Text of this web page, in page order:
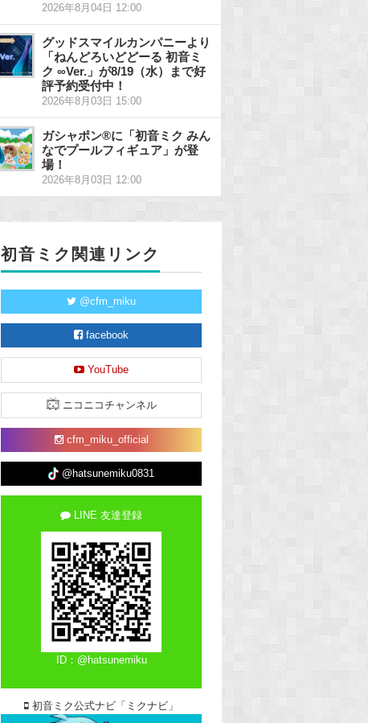
2026年8月04日 12:00
グッドスマイルカンパニーより
「ねんどろいどどーる 初音ミ
ク ∞Ver.」が8/19（水）まで好
評予約受付中！
2026年8月03日 15:00
ガシャポン®に「初音ミク みん
なでプールフィギュア」が登
場！
2026年8月03日 12:00
初音ミク関連リンク
@cfm_miku
facebook
YouTube
ニコニコチャンネル
cfm_miku_official
@hatsunemiku0831
LINE 友達登録
ID：@hatsunemiku
初音ミク公式ナビ「ミクナビ」